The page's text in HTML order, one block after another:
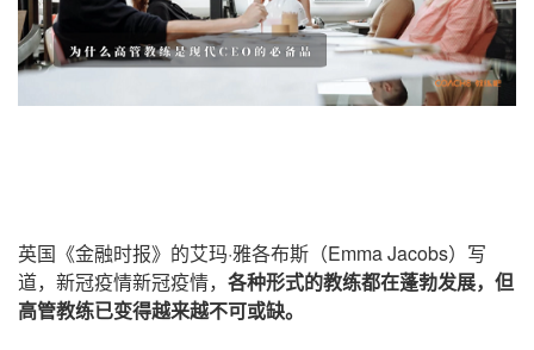
英国《金融时报》的艾玛·雅各布斯 （Emma Jacobs） 写
道，新冠疫情新冠疫情， 各种形式的教练都在蓬勃发展，但
高管教练已变得越来越不可或缺。